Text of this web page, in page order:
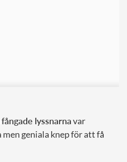
fångade lyssnarnavar
men geniala knep för att få